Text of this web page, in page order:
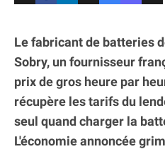
Le fabricant de batteries
Sobry, un fournisseur
prix de gros heure par
récupère les tarifs du
seul quand charger la
L'économie annoncée